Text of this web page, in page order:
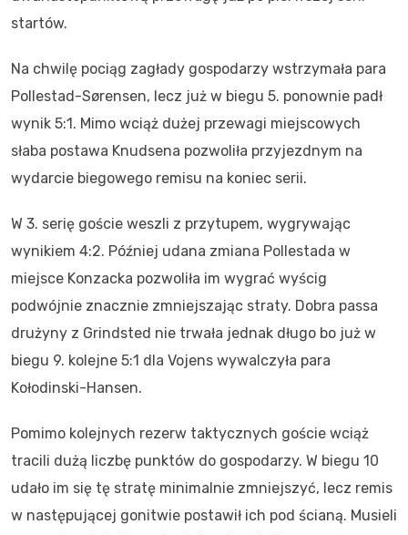
startów.
Na chwilę pociąg zagłady gospodarzy wstrzymała para
Pollestad-Sørensen, lecz już w biegu 5. ponownie padł
wynik 5:1. Mimo wciąż dużej przewagi miejscowych
słaba postawa Knudsena pozwoliła przyjezdnym na
wydarcie biegowego remisu na koniec serii.
W 3. serię goście weszli z przytupem, wygrywając
wynikiem 4:2. Później udana zmiana Pollestada w
miejsce Konzacka pozwoliła im wygrać wyścig
podwójnie znacznie zmniejszając straty. Dobra passa
drużyny z Grindsted nie trwała jednak długo bo już w
biegu 9. kolejne 5:1 dla Vojens wywalczyła para
Kołodinski-Hansen.
Pomimo kolejnych rezerw taktycznych goście wciąż
tracili dużą liczbę punktów do gospodarzy. W biegu 10
udało im się tę stratę minimalnie zmniejszyć, lecz remis
w następującej gonitwie postawił ich pod ścianą. Musieli